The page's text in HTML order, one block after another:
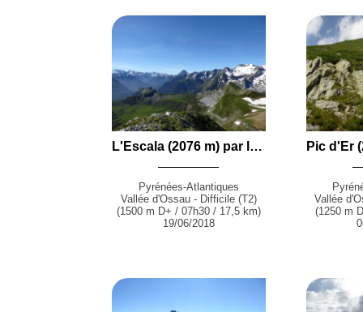
L'Escala (2076 m) par la Piste d'Arriutort, la Cabane d'Arriutort, le Col de la Taillandère et le Lac du Montagnon depuis Laruns
Pyrénées-Atlantiques
Vallée d'Ossau - Difficile (T2)
(1500 m D+ / 07h30 / 17,5 km)
19/06/2018
Vallée
(1250 m